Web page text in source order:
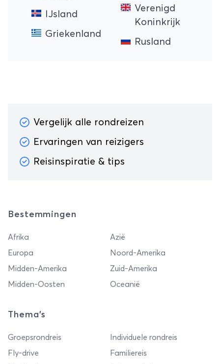
IJsland
Griekenland
Verenigd
Koninkrijk
Rusland
Vergelijk alle rondreizen
Ervaringen van reizigers
Reisinspiratie & tips
Bestemmingen
Afrika
Azië
Europa
Noord-Amerika
Midden-Amerika
Zuid-Amerika
Midden-Oosten
Oceanië
Thema's
Groepsrondreis
Individuele rondreis
Fly-drive
Familiereis